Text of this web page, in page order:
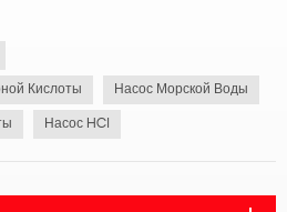
не могут использоваться в качестве
ки...
Кислоты Насос Морской Воды
Насос HCl